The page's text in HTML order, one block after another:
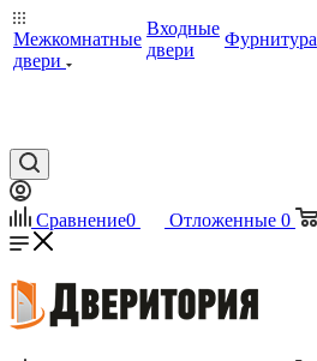
Межкомнатные
двери
Входные
двери
Фурнитура
Сравнение0 Отложенные 0